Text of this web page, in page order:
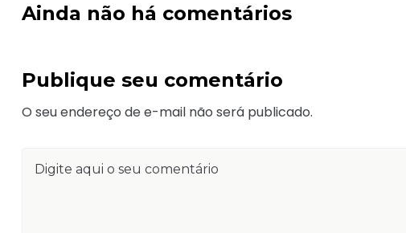
Ainda não há comentários
Publique seu comentário
O seu endereço de e-mail não será publicado.